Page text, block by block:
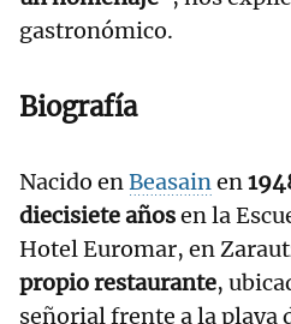
gastronómico.
Biografía
Nacido enBeasainen
diecisiete añosen la
Hotel Euromar, en
propio restaurante,
señorial frente a la playa